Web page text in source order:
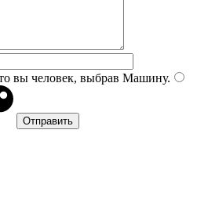
вы человек, выбрав Машину.